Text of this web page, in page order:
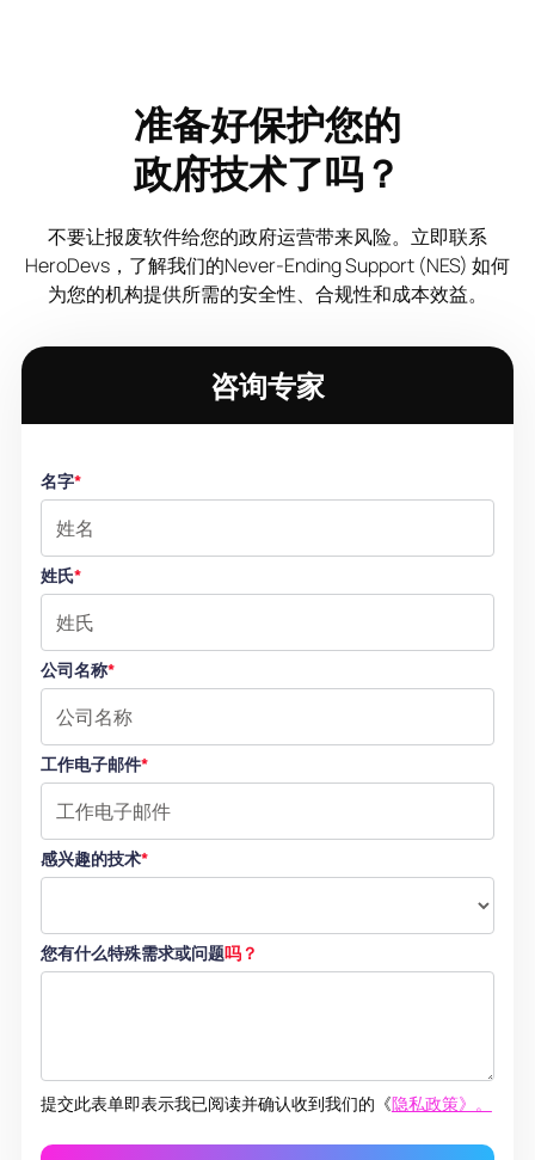
准备好保护您的
政府技术了吗？
不要让报废软件给您的政府运营带来风险。立即联系
HeroDevs，了解我们的Never-Ending Support (NES) 如何
为您的机构提供所需的安全性、合规性和成本效益。
咨询专家
名字*
姓氏*
公司名称*
工作电子邮件*
感兴趣的技术*
您有什么特殊需求或问题吗？
提交此表单即表示我已阅读并确认收到我们的《隐私政策》。